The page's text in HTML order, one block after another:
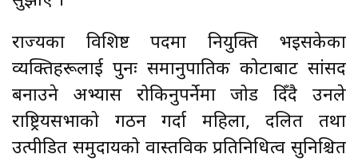
राज्यका विशिष्ट पदमा नियुक्ति भइसकेका
व्यक्तिहरूलाई पुनः समानुपातिक कोटाबाट सांसद
बनाउने अभ्यास रोकिनुपर्नेमा जोड दिँदै उनले
राष्ट्रियसभाको गठन गर्दा महिला, दलित तथा
उत्पीडित समुदायको वास्तविक प्रतिनिधित्व सुनिश्चित